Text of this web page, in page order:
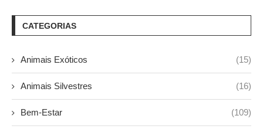
CATEGORIAS
Animais Exóticos (15)
Animais Silvestres (16)
Bem-Estar (109)